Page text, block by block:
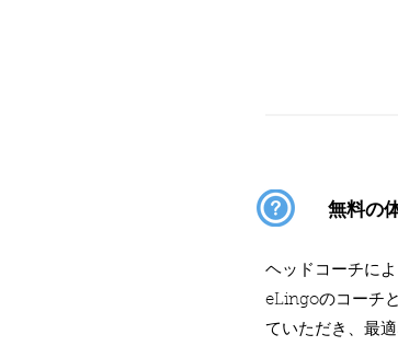
無料の
ヘッドコーチに
eLingoのコーチ
ていただき、最